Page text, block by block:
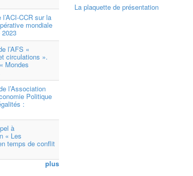
CCR sur la
mondiale
2023
l’AFS «
circulations ».
Mondes
l’Association
Politique
:
à
« Les
temps de conflit
plus
La plaquette de présentation